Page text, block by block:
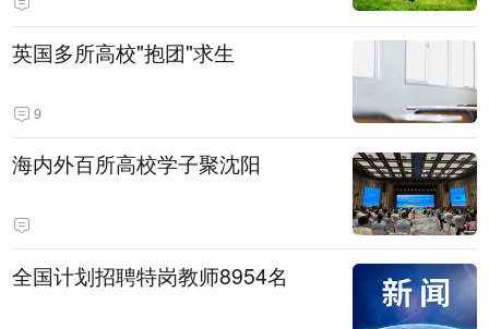
英国多所高校"抱团"求生
9
海内外百所高校学子聚沈阳
全国计划招聘特岗教师8954名